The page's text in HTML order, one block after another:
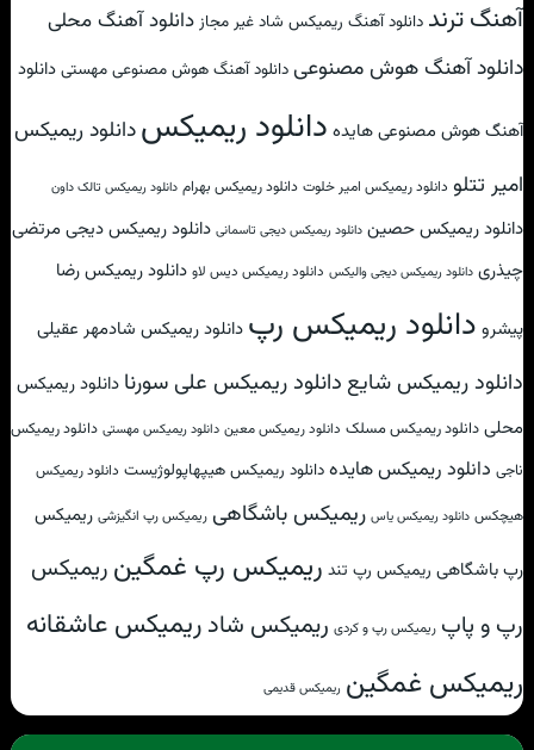
آهنگ ترند دانلود آهنگ ریمیکس شاد غیر مجازدانلود آهنگ محلی
دانلود آهنگ هوش مصنوعیدانلود آهنگ هوش مصنوعی مهستیدانلود
آهنگ هوش مصنوعی هایده دانلود ریمیکسدانلود ریمیکس
امیر تتلو دانلود ریمیکس امیر خلوت دانلود ریمیکس بهرام دانلود ریمیکس تالک داون
دانلود ریمیکس حصین دانلود ریمیکس دیجی تاسمانی دانلود ریمیکس دیجی مرتضی
چیذری دانلود ریمیکس دیجی والیکس دانلود ریمیکس دیس لاو دانلود ریمیکس رضا
پیشرو دانلود ریمیکس رپ دانلود ریمیکس شادمهر عقیلی
دانلود ریمیکس شایع دانلود ریمیکس علی سورنا دانلود ریمیکس
محلی دانلود ریمیکس مسلک دانلود ریمیکس معین دانلود ریمیکس مهستی دانلود ریمیکس
ناجی دانلود ریمیکس هایدهدانلود ریمیکس هیپهاپولوژیست دانلود ریمیکس
هیچکس دانلود ریمیکس یاس ریمیکس باشگاهی ریمیکس رپ انگیزشی ریمیکس
رپ باشگاهی ریمیکس رپ تند ریمیکس رپ غمگین ریمیکس
رپ و پاپ ریمیکس رپ و کردی ریمیکس شادریمیکس عاشقانه
ریمیکس غمگین ریمیکس قدیمی